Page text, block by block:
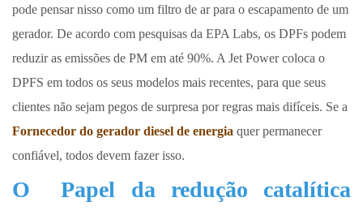
pode pensar nisso como um filtro de ar para o escapamento de um
gerador. De acordo com pesquisas da EPA Labs, os DPFs podem
reduzir as emissões de PM em até 90%. A Jet Power coloca o
DPFS em todos os seus modelos mais recentes, para que seus
clientes não sejam pegos de surpresa por regras mais difíceis. Se a
Fornecedor do gerador diesel de energia quer permanecer
confiável, todos devem fazer isso.
O
Papel da redução catalítica